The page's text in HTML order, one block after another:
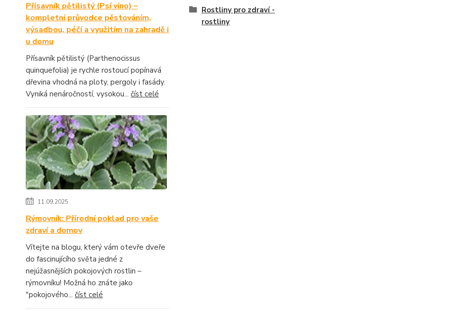
Přísavník pětilistý (Psí víno) –
kompletní průvodce pěstováním,
výsadbou, péčí a využitím na zahradě i
u domu
Přísavník pětilistý (Parthenocissus
quinquefolia) je rychle rostoucí popínavá
dřevina vhodná na ploty, pergoly i fasády.
Vyniká nenáročností, vysokou... číst celé
11.09.2025
Rýmovník: Přírodní poklad pro vaše
zdraví a domov
Vítejte na blogu, který vám otevře dveře
do fascinujícího světa jedné z
nejúžasnějších pokojových rostlin –
rýmovníku! Možná ho znáte jako
"pokojového... číst celé
Rostliny pro zdraví -
rostliny